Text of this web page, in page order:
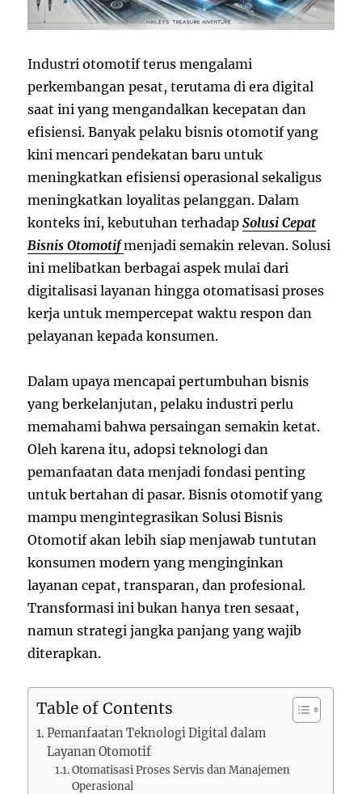
Industri otomotif terus mengalami
perkembangan pesat, terutama di era digital
saat ini yang mengandalkan kecepatan dan
efisiensi. Banyak pelaku bisnis otomotif yang
kini mencari pendekatan baru untuk
meningkatkan efisiensi operasional sekaligus
meningkatkan loyalitas pelanggan. Dalam
konteks ini, kebutuhan terhadapSolusi Cepat
Bisnis Otomotifmenjadi semakin relevan. Solusi
ini melibatkan berbagai aspek mulai dari
digitalisasi layanan hingga otomatisasi proses
kerja untuk mempercepat waktu respon dan
pelayanan kepada konsumen.
Dalam upaya mencapai pertumbuhan bisnis
yang berkelanjutan, pelaku industri perlu
memahami bahwa persaingan semakin ketat.
Oleh karena itu, adopsi teknologi dan
pemanfaatan data menjadi fondasi penting
untuk bertahan di pasar. Bisnis otomotif yang
mampu mengintegrasikan Solusi Bisnis
Otomotif akan lebih siap menjawab tuntutan
konsumen modern yang menginginkan
layanan cepat, transparan, dan profesional.
Transformasi ini bukan hanya tren sesaat,
namun strategi jangka panjang yang wajib
diterapkan.
Table of Contents
Pemanfaatan Teknologi Digital dalam
Layanan Otomotif
Otomatisasi Proses Servis dan Manajemen
Operasional